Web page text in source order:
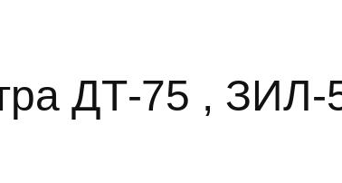
ДТ-75 , ЗИЛ-